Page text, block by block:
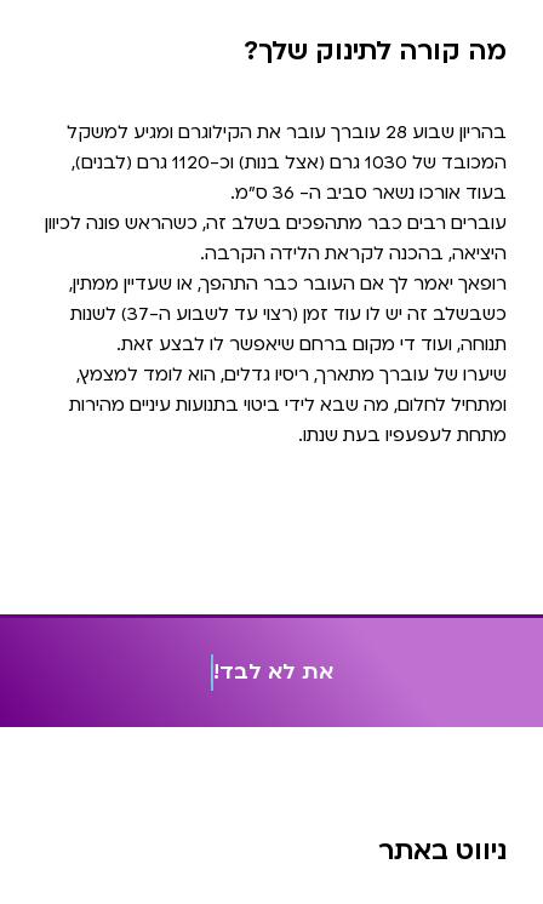
מה קורה לתינוק שלך?
בהריון שבוע 28 עוברך עובר את הקילוגרם ומגיע למשקל
המכובד של 1030 גרם (אצל בנות) וכ-1120 גרם (לבנים),
בעוד אורכו נשאר סביב ה- 36 ס"מ.
עוברים רבים כבר מתהפכים בשלב זה, כשהראש פונה לכיוון
היציאה, בהכנה לקראת הלידה הקרבה.
רופאך יאמר לך אם העובר כבר התהפך, או שעדיין ממתין,
כשבשלב זה יש לו עוד זמן (רצוי עד לשבוע ה-37) לשנות
תנוחה, ועוד די מקום ברחם שיאפשר לו לבצע זאת.
שיערו של עוברך מתארך, ריסיו גדלים, הוא לומד למצמץ,
ומתחיל לחלום, מה שבא לידי ביטוי בתנועות עיניים מהירות
מתחת לעפעפיו בעת שנתו.
את לא לבד!
ניווט באתר